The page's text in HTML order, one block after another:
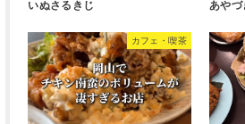
いぬさるきじ あや
カフェ・喫茶